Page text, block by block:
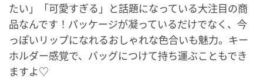
たい」「可愛すぎる」と話題になっている大注目の商
品なんです！パッケージが凝っているだけでなく、今
っぽいリップになれるおしゃれな色合いも魅力。キー
ホルダー感覚で、バッグにつけて持ち運ぶこともでき
ますよ♡